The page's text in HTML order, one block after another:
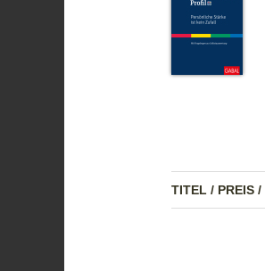
TITEL / PREIS /